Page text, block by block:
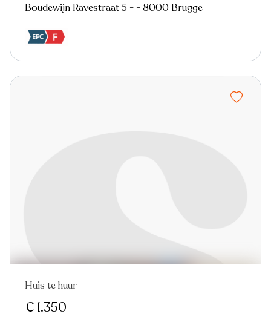
Boudewijn Ravestraat 5 - - 8000 Brugge
Nieuw
Huis te huur
€ 1.350